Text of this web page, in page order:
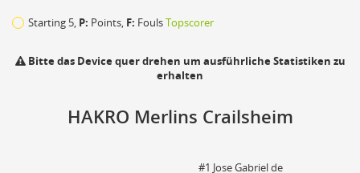
Starting 5, P: Points, F: FoulsTopscorer
Bitte das Device quer drehen um ausführliche Statistiken zu
erhalten
HAKRO Merlins Crailsheim
#1 Jose Gabriel de